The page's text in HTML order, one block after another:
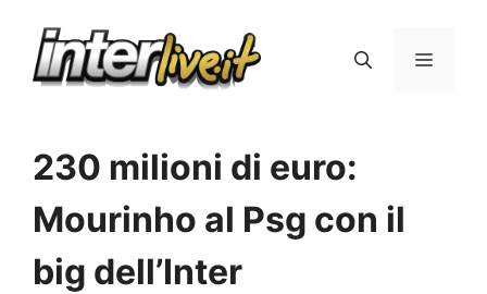
Menu
230 milioni di euro:
Mourinho al Psg con il
big dell’Inter